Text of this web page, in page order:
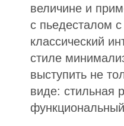
величине и
с пьедесталом
классический
стиле
выступить не
виде: стильная